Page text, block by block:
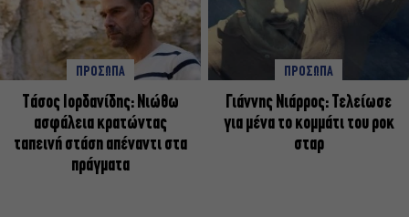
ΠΡΟΣΩΠΑ
Tάσος Ιορδανίδης: Νιώθω
ασφάλεια κρατώντας
ταπεινή στάση απέναντι στα
πράγματα
ΠΡΟΣΩΠΑ
Γιάννης Νιάρρος: Τελείωσε
για μένα το κομμάτι του ροκ
σταρ